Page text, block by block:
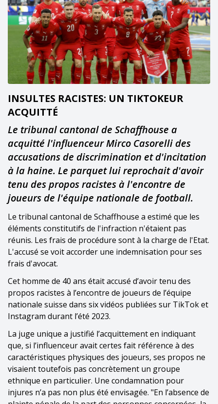
INSULTES RACISTES: UN TIKTOKEUR
ACQUITTÉ
Le tribunal cantonal de Schaffhouse a
acquitté l'influenceur Mirco Casorelli des
accusations de discrimination et d'incitation
à la haine. Le parquet lui reprochait d'avoir
tenu des propos racistes à l'encontre de
joueurs de l'équipe nationale de football.
Le tribunal cantonal de Schaffhouse a estimé que les
éléments constitutifs de l'infraction n'étaient pas
réunis. Les frais de procédure sont à la charge de l'Etat.
L'accusé se voit accorder une indemnisation pour ses
frais d'avocat.
Cet homme de 40 ans était accusé d’avoir tenu des
propos racistes à l’encontre de joueurs de l’équipe
nationale suisse dans six vidéos publiées sur TikTok et
Instagram durant l’été 2023.
La juge unique a justifié l’acquittement en indiquant
que, si l’influenceur avait certes fait référence à des
caractéristiques physiques des joueurs, ses propos ne
visaient toutefois pas concrètement un groupe
ethnique en particulier. Une condamnation pour
injures n’a pas non plus été envisagée. "En l’absence de